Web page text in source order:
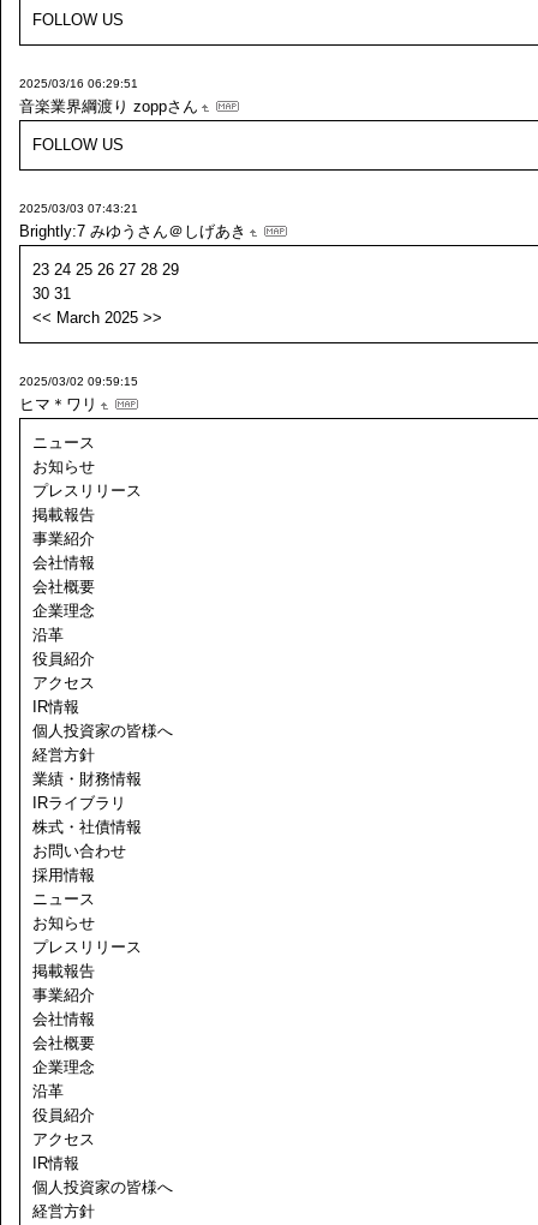
FOLLOW US
2025/03/16 06:29:51
音楽業界綱渡り zoppさん
FOLLOW US
2025/03/03 07:43:21
Brightly:7 みゆうさん＠しげあき
23 24 25 26 27 28 29
30 31
<< March 2025 >>
2025/03/02 09:59:15
ヒマ＊ワリ
ニュース
お知らせ
プレスリリース
掲載報告
事業紹介
会社情報
会社概要
企業理念
沿革
役員紹介
アクセス
IR情報
個人投資家の皆様へ
経営方針
業績・財務情報
IRライブラリ
株式・社債情報
お問い合わせ
採用情報
ニュース
お知らせ
プレスリリース
掲載報告
事業紹介
会社情報
会社概要
企業理念
沿革
役員紹介
アクセス
IR情報
個人投資家の皆様へ
経営方針